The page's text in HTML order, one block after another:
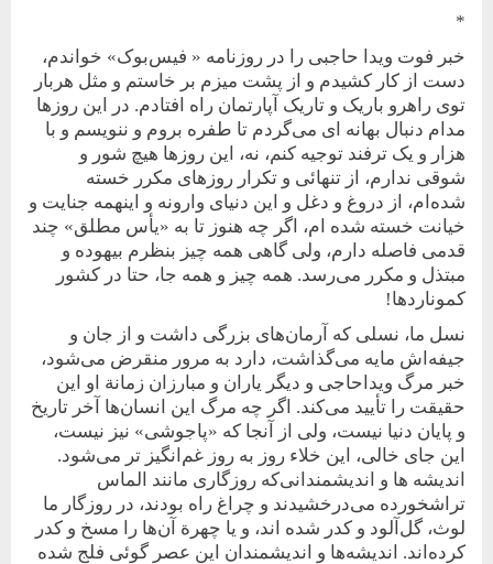
*
خبر فوت ویدا حاجبی را در روزنامه « فیس‌بوک» خواندم،
دست از کار کشیدم و از ‏پشت میزم بر خاستم و مثل هربار
توی راهرو باریک و تاریک آپارتمان راه افتادم. ‏در این روزها
مدام دنبال بهانه ای می‌گردم تا طفره بروم و ننویسم و با
‏هزار و یک ترفند توجیه کنم، نه، این روزها هیچ شور و
شوقی ندارم، از ‏تنهائی و تکرار روزهای مکرر خسته
شده‌ام، از دروغ و دغل و این دنیای ‏وارونه و اینهمه جنایت و
خیانت خسته شده ام، اگر چه هنوز تا به ‏‏«یأس مطلق» چند
قدمی فاصله دارم، ولی گاهی همه چیز بنظرم ‏بیهوده و
مبتذل و مکرر می‌رسد. همه چیز و همه جا، حتا در کشور
کموناردها!
نسل ما، نسلی که آرمان‌های بزرگی داشت و از جان و
جیفه‌اش مایه ‏می‌گذاشت، دارد به مرور منقرض می‌شود،
خبر مرگ ویداحاجی و ‏دیگر یاران و مبارزان زمانة او این
حقیقت را تأیید می‌کند. اگر چه مرگ این انسان‌ها آخر تاریخ
و پایان ‏دنیا نیست، ولی از آنجا که «پاجوشی» نیز نیست،
این جای خالی، این ‏خلاء روز به روز غم‌انگیز تر می‌شود.
اندیشه ها و اندیشمندانی‌‌‌‌که روزگاری مانند الماس
تراشخورده می‌درخشیدند و چراغ راه بودند، در روزگار ما
لوث، گل‌‌آلود و کدر شده اند، و یا چهرة آن‌ها را مسخ و کدر
کرده‌اند. اندیشه‌ها و اندیشمندان این عصر گوئی فلج شده